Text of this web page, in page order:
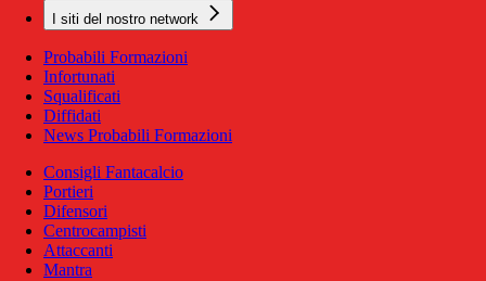
I siti del nostro network
Probabili Formazioni
Infortunati
Squalificati
Diffidati
News Probabili Formazioni
Consigli Fantacalcio
Portieri
Difensori
Centrocampisti
Attaccanti
Mantra